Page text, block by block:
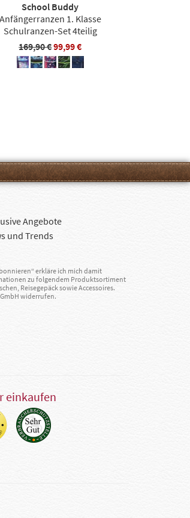
School Buddy
Anfängerranzen 1. Klasse
Schulranzen-Set 4teilig
169,90 €99,99 €
Angebote
und Trends
erkläre ich mich damit
zu folgendem Produktsortiment
Reisegepäck sowie Accessoires.
widerrufen.
einkaufen